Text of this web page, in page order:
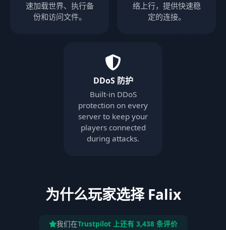
速加载世界、执行备
份和访问文件。
络上行，提供快速稳
定的连接。
DDoS 防护
Built-in DDoS
protection on every
server to keep your
players connected
during attacks.
为什么玩家选择 Falix
我们在Trustpilot 上还有 3,438 条评价